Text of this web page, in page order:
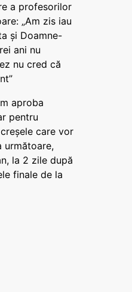
a profesorilor
„Am zis iau
și Doamne-
ani nu
nu cred că
aproba
pentru
care vor
următoare,
la 2 zile după
finale de la